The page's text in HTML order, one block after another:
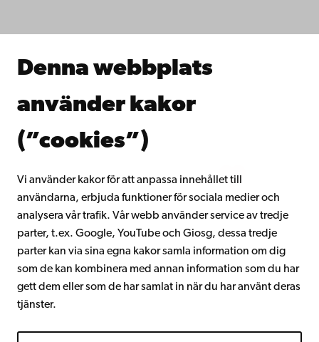
Denna webbplats
använder kakor
(”cookies”)
Vi använder kakor för att anpassa innehållet till
användarna, erbjuda funktioner för sociala medier och
analysera vår trafik. Vår webb använder service av tredje
parter, t.ex. Google, YouTube och Giosg, dessa tredje
parter kan via sina egna kakor samla information om dig
som de kan kombinera med annan information som du har
gett dem eller som de har samlat in när du har använt deras
tjänster.
Samarbeta med oss
Kontinuerligt lärande
Gå med i Åbo Akademis alumnnätverk
Intranätet
Facebook InstagramYouTube LinkedIn Blog Snapchat